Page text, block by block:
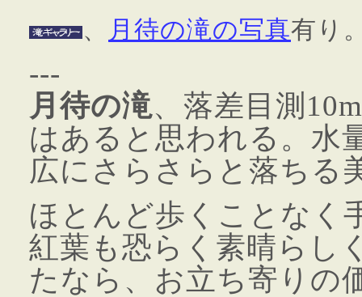
、 月待の滝の写真有り
---
月待の滝、落差目測
はあると思われる。水
広にさらさらと落ちる
ほとんど歩くことなく
紅葉も恐らく素晴らし
たなら、お立ち寄りの